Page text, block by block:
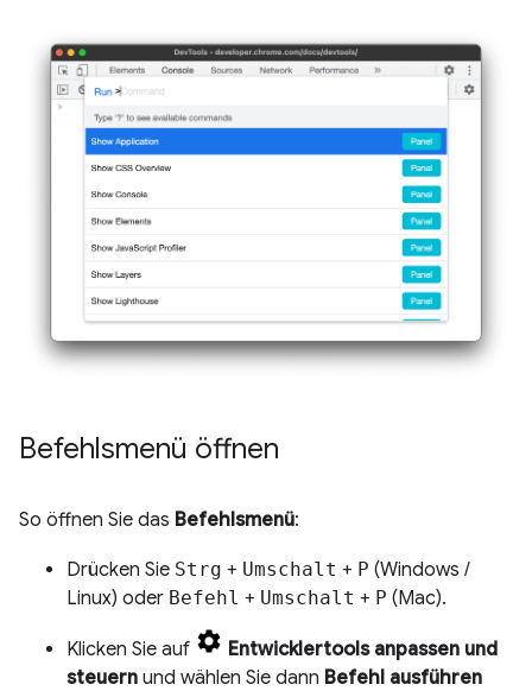
Befehlsmenü öffnen
So öffnen Sie das Befehlsmenü:
Drücken Sie Strg + Umschalt + P (Windows /
Linux) oder Befehl + Umschalt + P (Mac).
Klicken Sie auf
Entwicklertools anpassen und
steuern und wählen Sie dann Befehl ausführen